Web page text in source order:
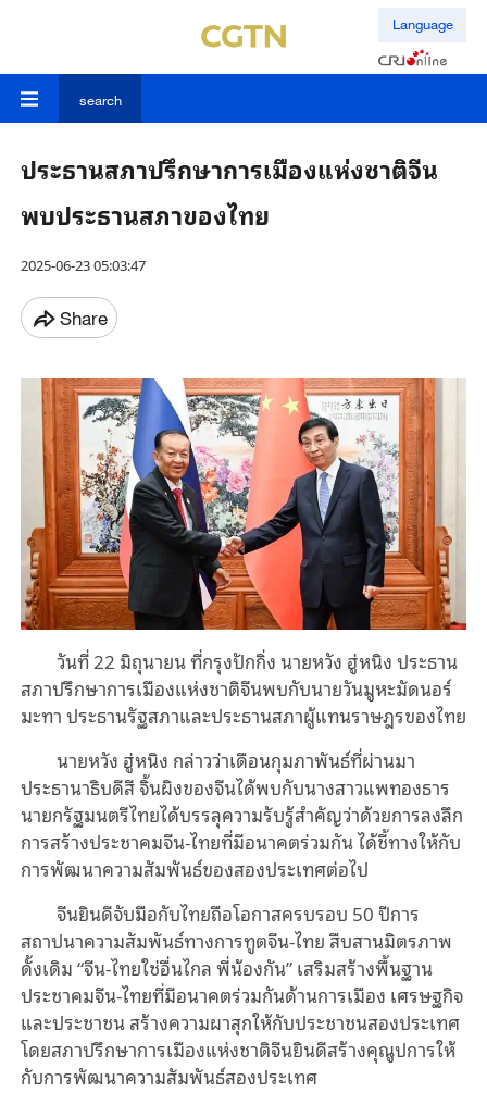
Language
search
ประธานสภาปรึกษาการเมืองแห่งชาติจีน
พบประธานสภาของไทย
2025-06-23 05:03:47
Share
วันที่ 22 มิถุนายน ที่กรุงปักกิ่ง นายหวัง ฮู่หนิง ประธาน
สภาปรึกษาการเมืองแห่งชาติจีนพบกับนายวันมูหะมัดนอร์
มะทา ประธานรัฐสภาและประธานสภาผู้แทนราษฎรของไทย
นายหวัง ฮู่หนิง กล่าวว่าเดือนกุมภาพันธ์ที่ผ่านมา
ประธานาธิบดีสี จิ้นผิงของจีนได้พบกับนางสาวแพทองธาร
นายกรัฐมนตรีไทยได้บรรลุความรับรู้สำคัญว่าด้วยการลงลึก
การสร้างประชาคมจีน-ไทยที่มีอนาคตร่วมกัน ได้ชี้ทางให้กับ
การพัฒนาความสัมพันธ์ของสองประเทศต่อไป
จีนยินดีจับมือกับไทยถือโอกาสครบรอบ 50 ปีการ
สถาปนาความสัมพันธ์ทางการทูตจีน-ไทย สืบสานมิตรภาพ
ดั้งเดิม “จีน-ไทยใช่อื่นไกล พี่น้องกัน” เสริมสร้างพื้นฐาน
ประชาคมจีน-ไทยที่มีอนาคตร่วมกันด้านการเมือง เศรษฐกิจ
และประชาชน สร้างความผาสุกให้กับประชาชนสองประเทศ
โดยสภาปรึกษาการเมืองแห่งชาติจีนยินดีสร้างคุณูปการให้
กับการพัฒนาความสัมพันธ์สองประเทศ